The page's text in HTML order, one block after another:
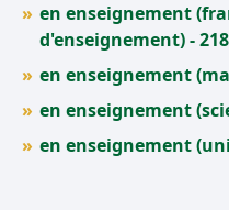
en enseignement
d'enseignement) -
en enseignement
en enseignement
en enseignement